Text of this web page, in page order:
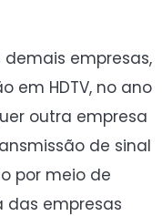
empresas,
em HDTV, no ano
outra empresa
de sinal
por meio de
das empresas